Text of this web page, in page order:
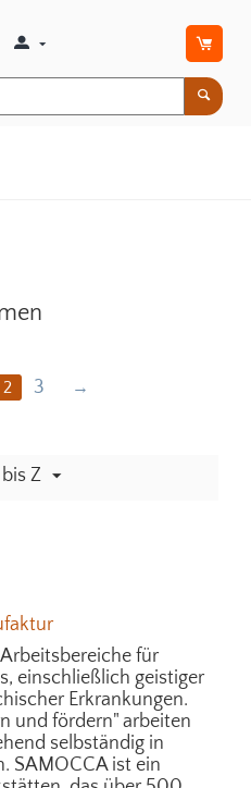
2 3
Z
für
einschließlich geistiger
Erkrankungen.
und fördern" arbeiten
selbständig in
SAMOCCA ist ein